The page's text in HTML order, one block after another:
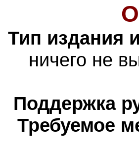
Тип издания
ничего не
Поддержка
Требуемое